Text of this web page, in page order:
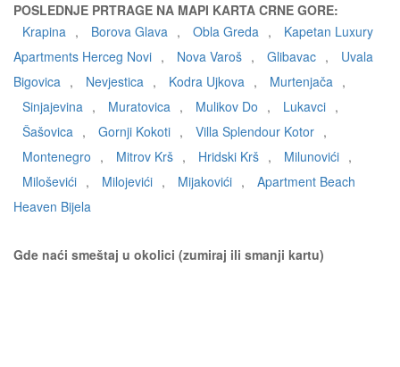
POSLEDNJE PRTRAGE NA MAPI KARTA CRNE GORE:
Krapina , Borova Glava , Obla Greda ,
Kapetan Luxury
Apartments Herceg Novi , Nova Varoš , Glibavac ,
Uvala
Bigovica , Nevjestica , Kodra Ujkova , Murtenjača ,
Sinjajevina , Muratovica , Mulikov Do , Lukavci ,
Šašovica , Gornji Kokoti , Villa Splendour Kotor ,
Montenegro , Mitrov Krš , Hridski Krš , Milunovići ,
Miloševići , Milojevići , Mijakovići ,
Apartment Beach
Heaven Bijela
Gde naći smeštaj u okolici (zumiraj ili smanji kartu)